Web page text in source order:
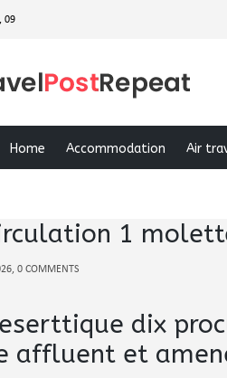
09
Home Accommodation Air
1
0 COMMENTS
dix
affluent et